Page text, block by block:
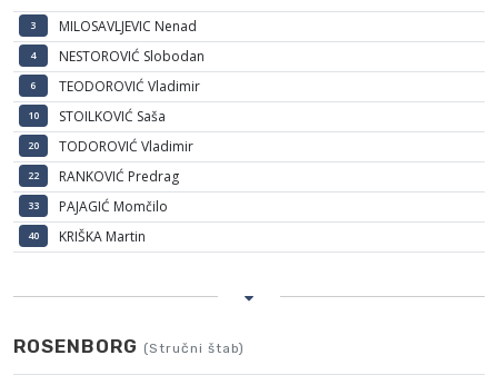
3 MILOSAVLJEVIC Nenad
4 NESTOROVIĆ Slobodan
6 TEODOROVIĆ Vladimir
10 STOILKOVIĆ Saša
20 TODOROVIĆ Vladimir
22 RANKOVIĆ Predrag
33 PAJAGIĆ Momčilo
40 KRIŠKA Martin
ROSENBORG (Stručni štab)